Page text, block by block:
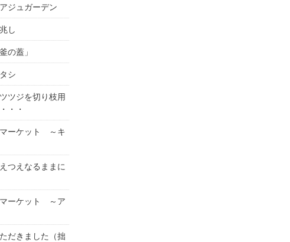
ジュガーデン
し
の蓋」
シ
ツジを切り枝用
・・
ーケット ～キ
つえなるままに
ーケット ～ア
だきました（拙